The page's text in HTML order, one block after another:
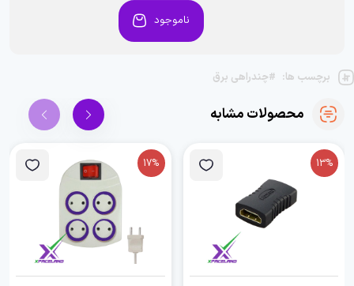
ناموجود
برچسب ها: #چندراهی برق
محصولات مشابه
13%
17%